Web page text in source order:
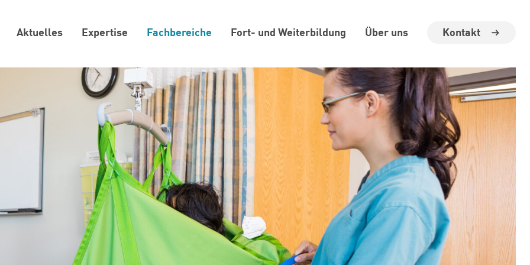
Aktuelles Expertise Fachbereiche Fort- und Weiterbildung Über uns Kontakt